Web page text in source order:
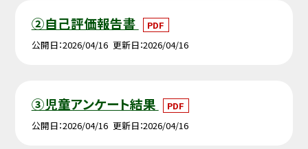
②自己評価報告書
PDF
公開日 2026/04/16 更新日 2026/04/16
③児童アンケート結果
PDF
公開日 2026/04/16 更新日 2026/04/16